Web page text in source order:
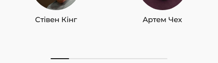
Стівен Кінг Артем Чех